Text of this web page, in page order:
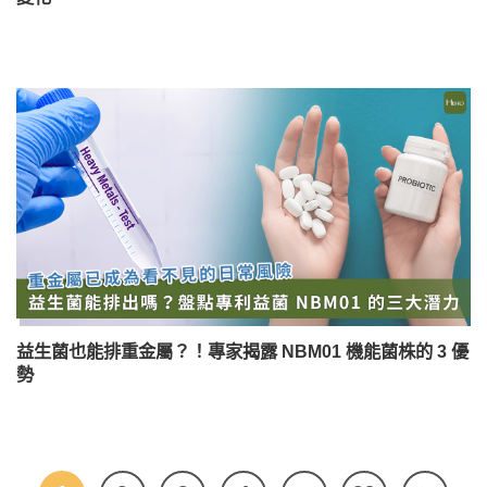
益生菌也能排重金屬？！專家揭露 NBM01 機能菌株的 3 優
勢